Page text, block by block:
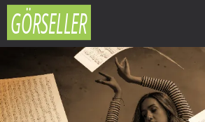
GÖRSELLER